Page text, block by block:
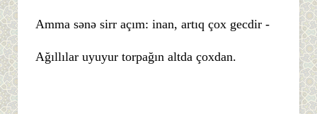
Amma sənə sirr açım: inan, artıq çox gecdir -
Ağıllılar uyuyur torpağın altda çoxdan.